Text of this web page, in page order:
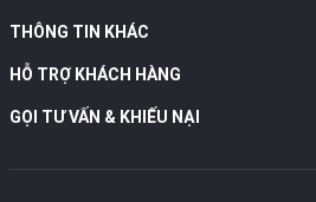
THÔNG TIN KHÁC
HỖ TRỢ KHÁCH HÀNG
GỌI TƯ VẤN & KHIẾU NẠI